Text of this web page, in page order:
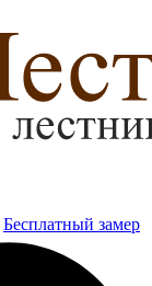
Бесплатный замер